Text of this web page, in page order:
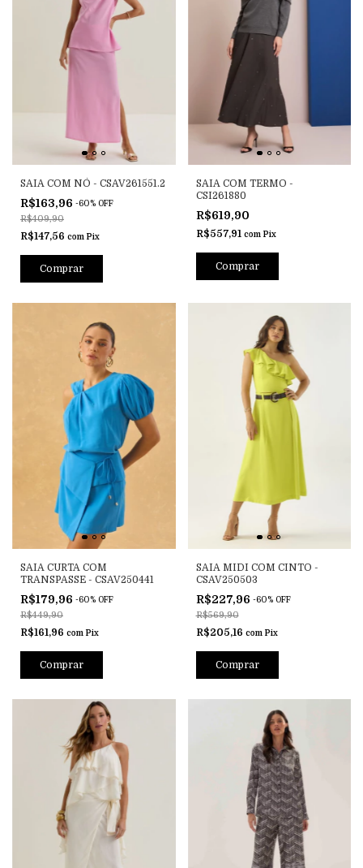
SAIA COM NÓ - CSAV261551.2
R$163,96 -60% OFF
R$409,90
R$147,56 com Pix
Comprar
SAIA COM TERMO -
CSI261880
R$619,90
R$557,91 com Pix
Comprar
SAIA CURTA COM
TRANSPASSE - CSAV250441
R$179,96 -60% OFF
R$449,90
R$161,96 com Pix
Comprar
SAIA MIDI COM CINTO -
CSAV250503
R$227,96 -60% OFF
R$569,90
R$205,16 com Pix
Comprar